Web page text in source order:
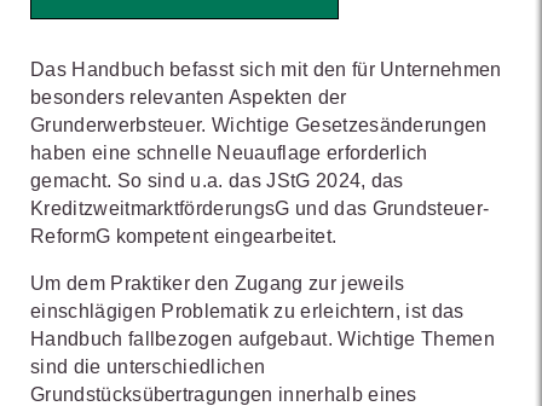
Das Handbuch befasst sich mit den für Unternehmen
besonders relevanten Aspekten der
Grunderwerbsteuer. Wichtige Gesetzesänderungen
haben eine schnelle Neuauflage erforderlich
gemacht. So sind u.a. das JStG 2024, das
KreditzweitmarktförderungsG und das Grundsteuer-
ReformG kompetent eingearbeitet.
Um dem Praktiker den Zugang zur jeweils
einschlägigen Problematik zu erleichtern, ist das
Handbuch fallbezogen aufgebaut. Wichtige Themen
sind die unterschiedlichen
Grundstücksübertragungen innerhalb eines